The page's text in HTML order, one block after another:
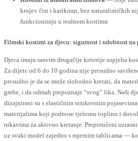
krojev čist i karikiran, bez naturalističkih
funkcioniraju u realnom kostimu
Filmski kostimi za djecu: sigurnost i udobnost na
Djeca imaju sasvim drugačije kriterije uspjeha
Za dijete od 6 do 10 godina nije presudno
presudno je da se može slobodno kretati, da
grebe, i da odmah prepoznaje “svog” lika. Naši
dizajnirani su s elastičnim strukovnim
materijalima koji podnose tjelesnu toplinu i
rukavima za aktivno kretanje. Preporučeni
uz svaki model zajedno s mjernim tablicama —